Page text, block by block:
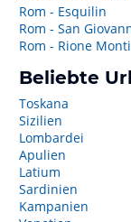
Rom - Esquilin
Rom - San
Rom - Rione Monti
Beliebte
Toskana
Sizilien
Lombardei
Apulien
Latium
Sardinien
Kampanien